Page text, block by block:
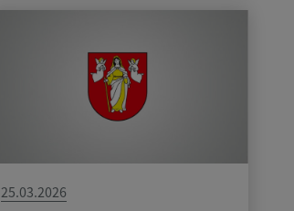
25.03.2026